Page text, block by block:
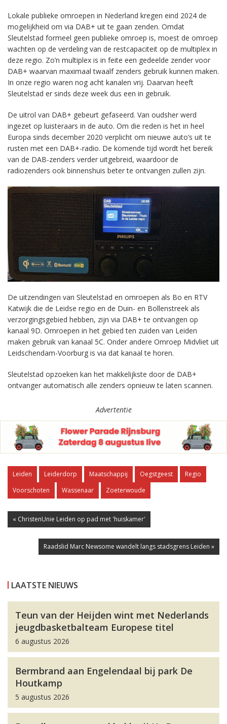
Lokale publieke omroepen in Nederland kregen eind 2024 de
mogelijkheid om via DAB+ uit te gaan zenden. Omdat
Sleutelstad formeel geen publieke omroep is, moest de omroep
wachten op de verdeling van de restcapaciteit op de multiplex in
deze regio. Zo’n multiplex is in feite een gedeelde zender voor
DAB+ waarvan maximaal twaalf zenders gebruik kunnen maken.
In onze regio waren nog acht kanalen vrij. Daarvan heeft
Sleutelstad er sinds deze week dus een in gebruik.
De uitrol van DAB+ gebeurt gefaseerd. Van oudsher werd
ingezet op luisteraars in de auto. Om die reden is het in heel
Europa sinds december 2020 verplicht om nieuwe auto’s uit te
rusten met een DAB+-radio. De komende tijd wordt het bereik
van de DAB-zenders verder uitgebreid, waardoor de
radiozenders ook binnenshuis beter te ontvangen zullen zijn.
De uitzendingen van Sleutelstad en omroepen als Bo en RTV
Katwijk die de Leidse regio en de Duin- en Bollenstreek als
verzorgingsgebied hebben, zijn via DAB+ te ontvangen op
kanaal 9D. Omroepen in het gebied ten zuiden van Leiden
maken gebruik van kanaal 5C. Onder andere Omroep Midvliet uit
Leidschendam-Voorburg is via dat kanaal te horen.
Sleutelstad opzoeken kan het makkelijkste door de DAB+
ontvanger automatisch alle zenders opnieuw te laten scannen.
Advertentie
Leiden Leiderdorp Maatschappij Oegstgeest
Regio
Voorschoten
Wassenaar Zoeterwoude
« ChristenUnie Leiden op pad met 'huiskamer'
Raadslid Marc Newsome wandelt langs stadsgrens Leiden »
LAATSTE NIEUWS
Teun van der Heijden wint met Nederlands
jeugdbasketbalteam Europese titel
6 augustus 2026
Bermbrand aan Engelendaal bij park De
Houtkamp
5 augustus 2026